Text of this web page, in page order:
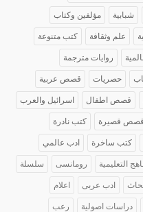
شبابية مؤلفين وكتاب
علم وثقافة كتب متنوعة
روايات مترجمة
حصريات قصص عربية
قصص اطفال اسرائيل والعرب
قصص قصيرة كتب نادرة
كتب ساخرة ادب عالمي
التعليمية رومانسى سلسلة
ادب عربى اعلام
دراسات اصولية رعب